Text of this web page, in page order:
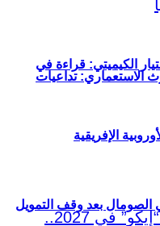
الاستعماري: تداعيات
الإفريقية
الكيميتي: قراءة في
بعد وقف التمويل